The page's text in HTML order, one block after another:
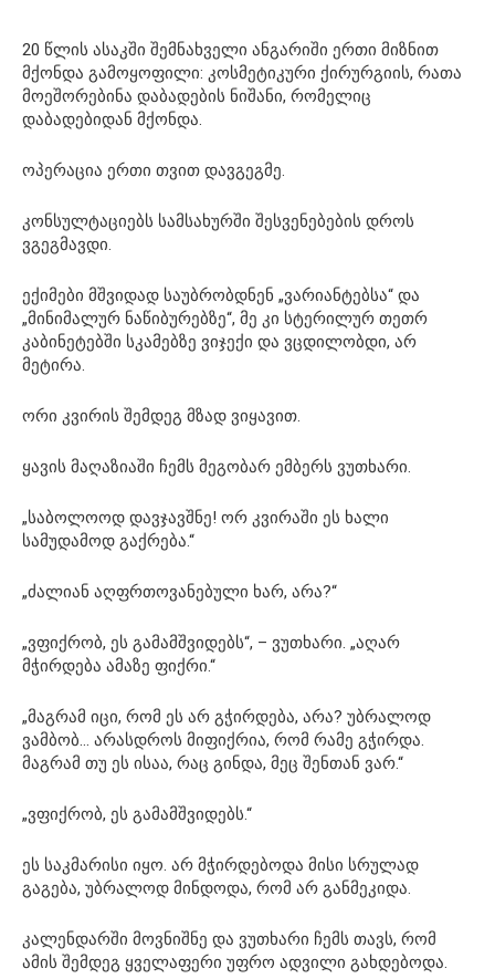
20 წლის ასაკში შემნახველი ანგარიში ერთი მიზნით
მქონდა გამოყოფილი: კოსმეტიკური ქირურგიის, რათა
მოეშორებინა დაბადების ნიშანი, რომელიც
დაბადებიდან მქონდა.
ოპერაცია ერთი თვით დავგეგმე.
კონსულტაციებს სამსახურში შესვენებების დროს
ვგეგმავდი.
ექიმები მშვიდად საუბრობდნენ „ვარიანტებსა“ და
„მინიმალურ ნაწიბურებზე“, მე კი სტერილურ თეთრ
კაბინეტებში სკამებზე ვიჯექი და ვცდილობდი, არ
მეტირა.
ორი კვირის შემდეგ მზად ვიყავით.
ყავის მაღაზიაში ჩემს მეგობარ ემბერს ვუთხარი.
„საბოლოოდ დავჯავშნე! ორ კვირაში ეს ხალი
სამუდამოდ გაქრება.“
„ძალიან აღფრთოვანებული ხარ, არა?“
„ვფიქრობ, ეს გამამშვიდებს“, – ვუთხარი. „აღარ
მჭირდება ამაზე ფიქრი.“
„მაგრამ იცი, რომ ეს არ გჭირდება, არა? უბრალოდ
ვამბობ… არასდროს მიფიქრია, რომ რამე გჭირდა.
მაგრამ თუ ეს ისაა, რაც გინდა, მეც შენთან ვარ.“
„ვფიქრობ, ეს გამამშვიდებს.“
ეს საკმარისი იყო. არ მჭირდებოდა მისი სრულად
გაგება, უბრალოდ მინდოდა, რომ არ განმეკიდა.
კალენდარში მოვნიშნე და ვუთხარი ჩემს თავს, რომ
ამის შემდეგ ყველაფერი უფრო ადვილი გახდებოდა.